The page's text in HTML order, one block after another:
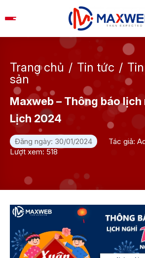
to
Trang chủ / Tin tức /
sản
Maxweb – Thông báo
Lịch 2024
Đăng ngày: 30/01/2024
Tác giả:
Lượt xem: 518